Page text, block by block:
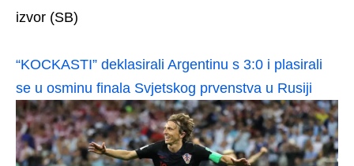
izvor (SB)
“KOCKASTI” deklasirali Argentinu s 3:0 i plasirali
se u osminu finala Svjetskog prvenstva u Rusiji